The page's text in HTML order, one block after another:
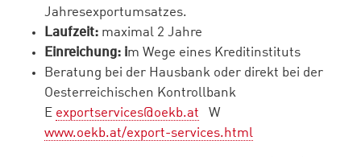
Jahresexportumsatzes.
Laufzeit: maximal 2 Jahre
Einreichung: im Wege eines Kreditinstituts
Beratung bei der Hausbank oder direkt bei der
Oesterreichischen Kontrollbank
E exportservices@oekb.at W
www.oekb.at/export-services.html